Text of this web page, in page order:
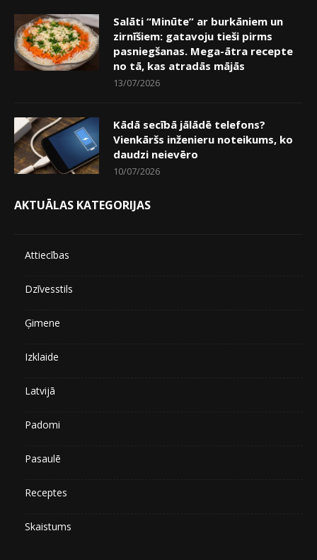
Salāti “Minūte” ar burkāniem un
zirnīšiem: gatavoju tieši pirms
pasniegšanas. Mega-ātra recepte
no tā, kas atradās mājās
13/07/2026
Kādā secībā jālādē telefons?
Vienkāršs inženieru noteikums, ko
daudzi neievēro
10/07/2026
AKTUĀLAS KATEGORIJAS
Attiecības
Dzīvesstils
Ģimene
Izklaide
Latvijā
Padomi
Pasaulē
Receptes
Skaistums